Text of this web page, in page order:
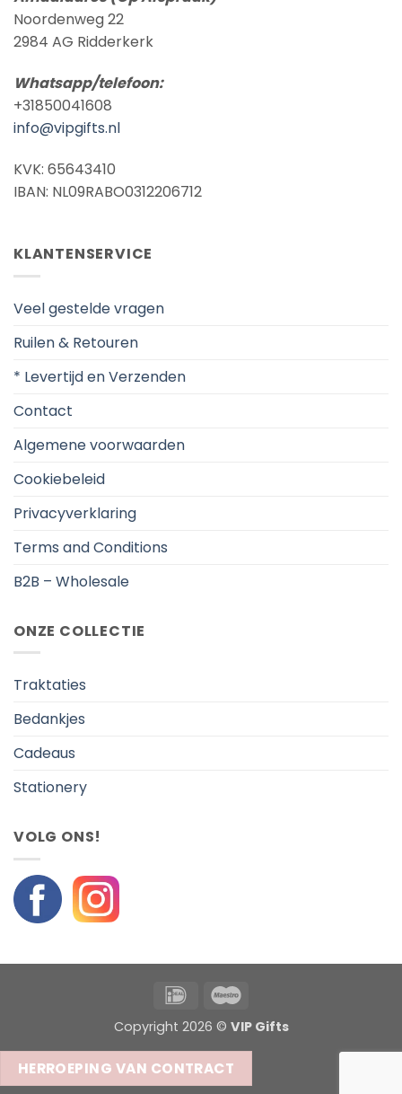
Noordenweg 22
2984 AG Ridderkerk
Whatsapp/telefoon:
+31850041608
info@vipgifts.nl
KVK: 65643410
IBAN: NL09RABO0312206712
KLANTENSERVICE
Veel gestelde vragen
Ruilen & Retouren
* Levertijd en Verzenden
Contact
Algemene voorwaarden
Cookiebeleid
Privacyverklaring
Terms and Conditions
B2B – Wholesale
ONZE COLLECTIE
Traktaties
Bedankjes
Cadeaus
Stationery
VOLG ONS!
IDeal
Copyright 2026 © VIP Gifts
HERROEPING VAN CONTRACT